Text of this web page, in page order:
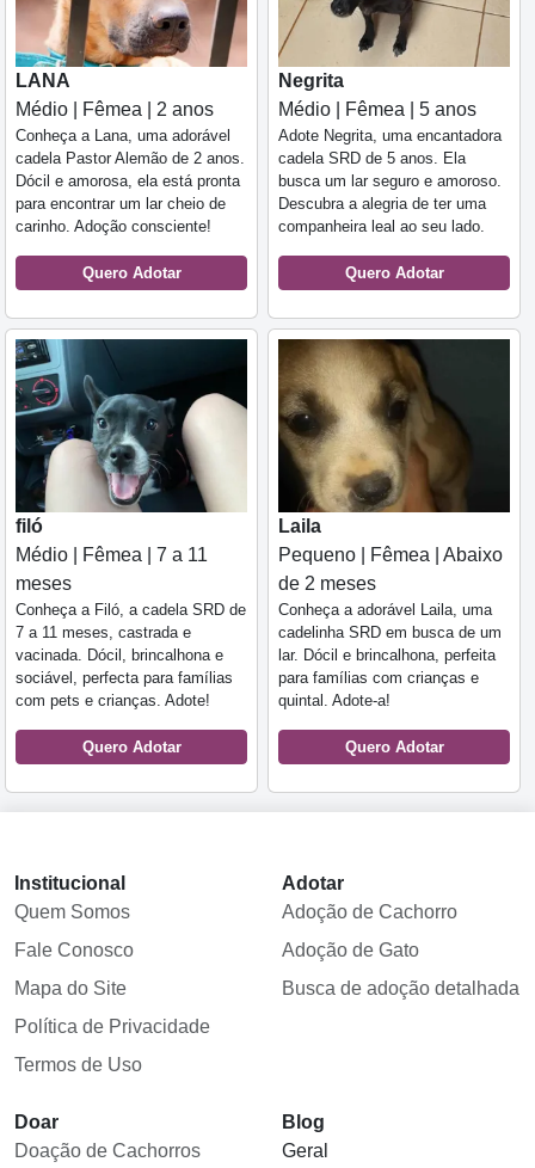
LANA
Médio | Fêmea | 2 anos
Conheça a Lana, uma adorável
cadela Pastor Alemão de 2 anos.
Dócil e amorosa, ela está pronta
para encontrar um lar cheio de
carinho. Adoção consciente!
Quero Adotar
Negrita
Médio | Fêmea | 5 anos
Adote Negrita, uma encantadora
cadela SRD de 5 anos. Ela
busca um lar seguro e amoroso.
Descubra a alegria de ter uma
companheira leal ao seu lado.
Quero Adotar
filó
Médio | Fêmea | 7 a 11
meses
Conheça a Filó, a cadela SRD de
7 a 11 meses, castrada e
vacinada. Dócil, brincalhona e
sociável, perfecta para famílias
com pets e crianças. Adote!
Quero Adotar
Laila
Pequeno | Fêmea | Abaixo
de 2 meses
Conheça a adorável Laila, uma
cadelinha SRD em busca de um
lar. Dócil e brincalhona, perfeita
para famílias com crianças e
quintal. Adote-a!
Quero Adotar
Institucional
Quem Somos
Fale Conosco
Mapa do Site
Política de Privacidade
Termos de Uso
Adotar
Adoção de Cachorro
Adoção de Gato
Busca de adoção detalhada
Doar
Doação de Cachorros
Blog
Geral